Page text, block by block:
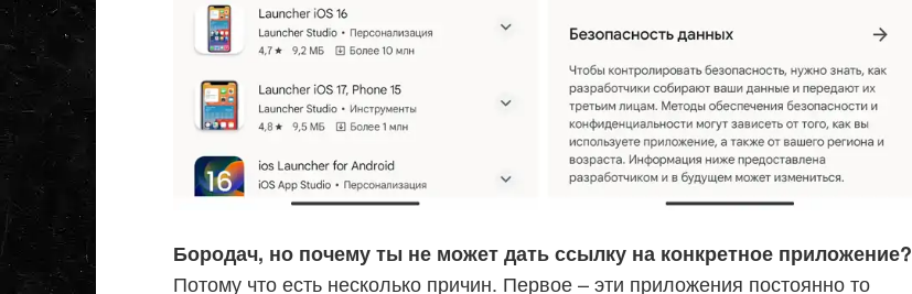
Бородач, но почему ты не может дать ссылку на конкретное приложение?
Потому что есть несколько причин. Первое – эти приложения постоянно то